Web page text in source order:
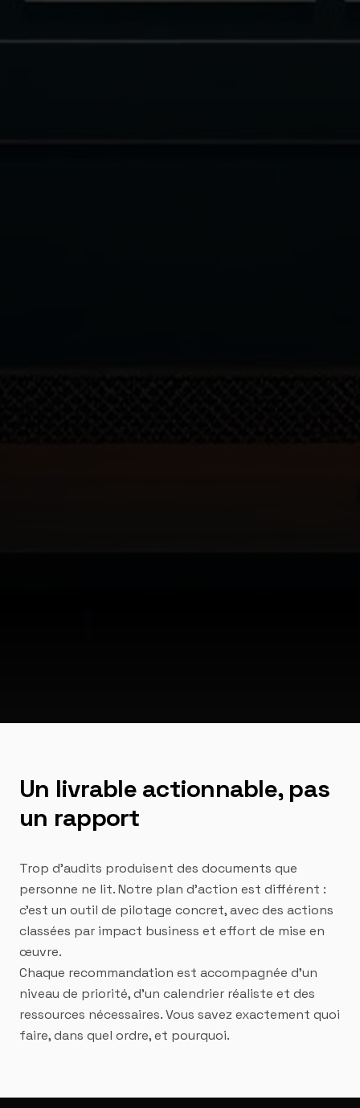
Un livrable actionnable, pas
un rapport
Trop d'audits produisent des documents que
personne ne lit. Notre plan d'action est différent :
c'est un outil de pilotage concret, avec des actions
classées par impact business et effort de mise en
œuvre.
Chaque recommandation est accompagnée d'un
niveau de priorité, d'un calendrier réaliste et des
ressources nécessaires. Vous savez exactement quoi
faire, dans quel ordre, et pourquoi.